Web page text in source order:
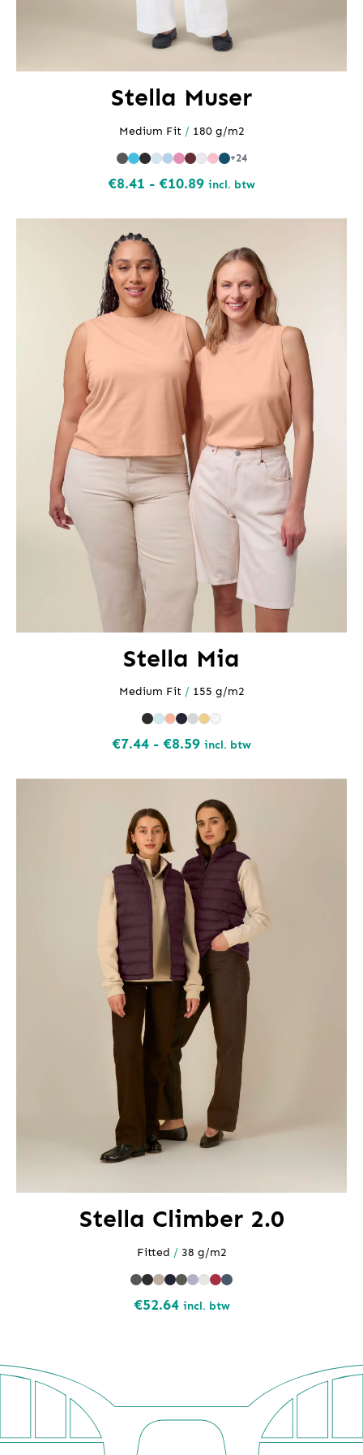
Stella Muser
Medium Fit / 180 g/m2
+24
€8.41 - €10.89Prijsklasse:
€10.89
incl. btw
Stella Mia
Medium Fit / 155 g/m2
€7.44 - €8.59Prijsklasse:
€8.59
incl. btw
Stella Climber 2.0
Fitted / 38 g/m2
€52.64 incl. btw